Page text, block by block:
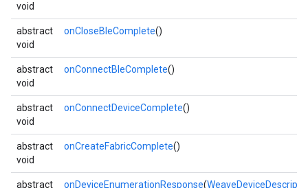
void
abstract
void
onCloseBleComplete()
abstract
void
onConnectBleComplete()
abstract
void
onConnectDeviceComplete()
abstract
void
onCreateFabricComplete()
abstract
onDeviceEnumerationResponse(